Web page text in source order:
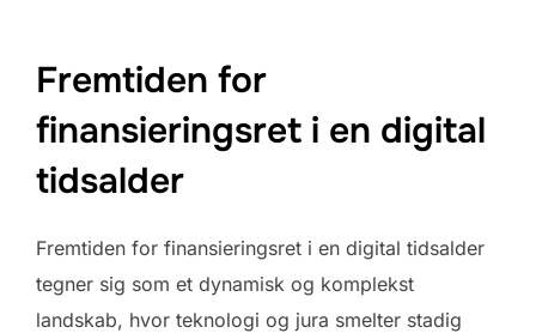
Fremtiden for
finansieringsret i en digital
tidsalder
Fremtiden for finansieringsret i en digital tidsalder
tegner sig som et dynamisk og komplekst
landskab, hvor teknologi og jura smelter stadig